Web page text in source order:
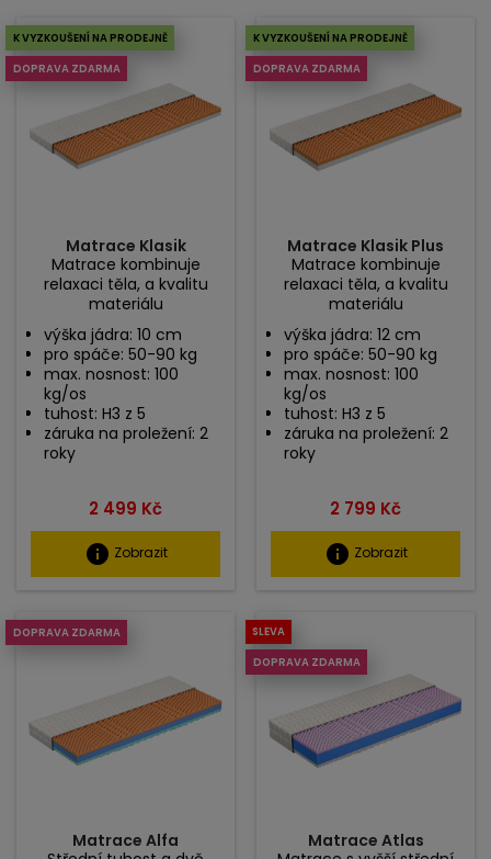
K VYZKOUŠENÍ NA PRODEJNĚ
DOPRAVA ZDARMA
Matrace Klasik
Matrace kombinuje
relaxaci těla, a kvalitu
materiálu
výška jádra: 10 cm
pro spáče: 50-90 kg
max. nosnost: 100
kg/os
tuhost: H3 z 5
záruka na proležení: 2
roky
Cena
2 499 Kč
info Zobrazit
K VYZKOUŠENÍ NA PRODEJNĚ
DOPRAVA ZDARMA
Matrace Klasik Plus
Matrace kombinuje
relaxaci těla, a kvalitu
materiálu
výška jádra: 12 cm
pro spáče: 50-90 kg
max. nosnost: 100
kg/os
tuhost: H3 z 5
záruka na proležení: 2
roky
Cena
2 799 Kč
info Zobrazit
DOPRAVA ZDARMA
Matrace Alfa
DOPRAVA ZDARMA
SLEVA
Matrace Atlas